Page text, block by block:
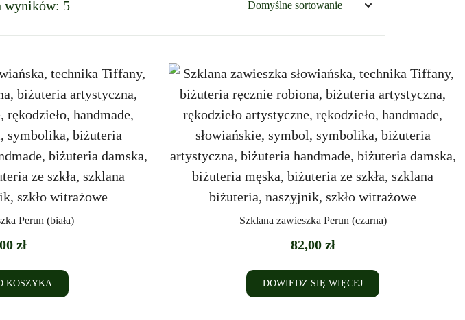
wyników: 5
Perun (biała)
zł
KOSZYKA
Szklana zawieszka Perun (czarna)
82,00 zł
DOWIEDZ SIĘ WIĘCEJ